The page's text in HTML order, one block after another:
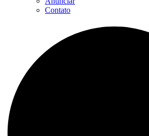
Contato